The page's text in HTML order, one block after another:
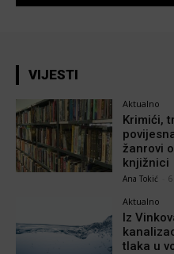
VIJESTI
Aktualno
Krimići,
žanrovi
knjižnici
Ana Tokić
Aktualno
Iz
tlaka u